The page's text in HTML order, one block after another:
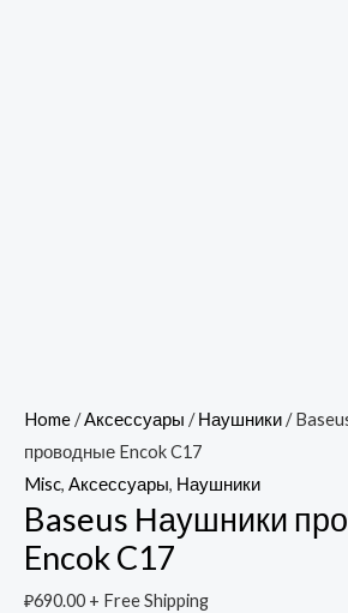
Home/Аксессуары /Наушники/
проводные Encok C17
Misc, Аксессуары, Наушники
Baseus Наушники
Encok C17
₽690.00 + Free Shipping